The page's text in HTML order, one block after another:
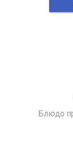
Блюдо